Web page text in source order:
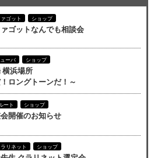
ゴット ショップ
ゴットなんでも相談会
ーバ ショップ
横浜場所
ロングトーンだ！～
ート ショップ
開催のお知らせ
ラリネット ショップ